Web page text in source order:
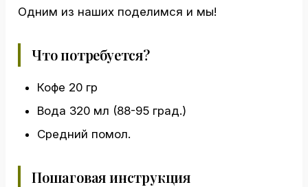
Одним из наших поделимся и мы!
Что потребуется?
Кофе 20 гр
Вода 320 мл (88-95 град.)
Средний помол.
Пошаговая инструкция